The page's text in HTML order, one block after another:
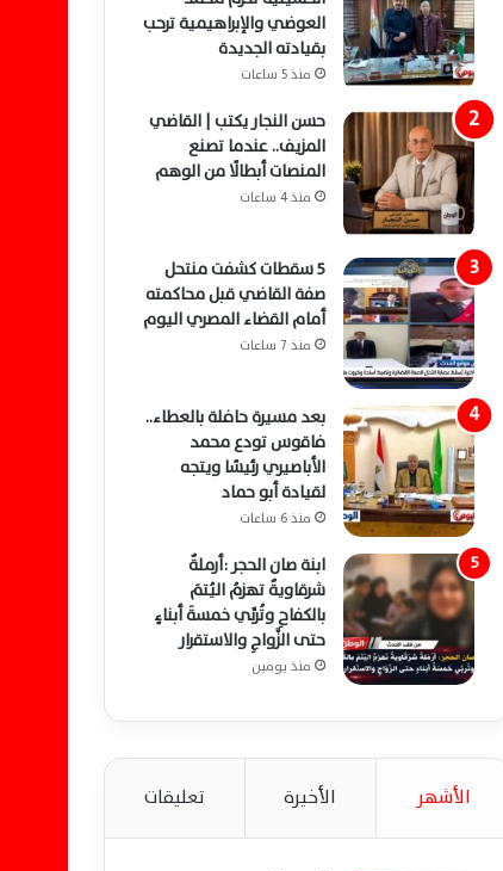
العوضي والإبراهيمية ترحب
بقيادته الجديدة
منذ 5 ساعات
حسن النجار يكتب | القاضي
المزيف.. عندما تصنع
المنصات أبطالًا من الوهم
منذ 4 ساعات
5 سقطات كشفت منتحل
صفة القاضي قبل محاكمته
أمام القضاء المصري اليوم
منذ 7 ساعات
بعد مسيرة حافلة بالعطاء..
فاقوس تودع محمد
الأباصيري رئيسًا ويتجه
لقيادة أبو حماد
منذ 6 ساعات
ابنة صان الحجر :أرملةٌ
شرقاويةٌ تهزمُ اليُتمَ
بالكفاحِ وتُربِّي خمسةَ أبناءٍ
حتى الزَّواجِ والاستقرار
منذ يومين
الأشهر الأخيرة تعليقات